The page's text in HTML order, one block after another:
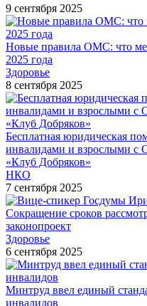
9 сентября 2025
Новые правила ОМС: что
2025 года
Здоровье
8 сентября 2025
Бесплатная юридическая
инвалидами и взрослыми с
«Клуб Добряков»
НКО
7 сентября 2025
Сокращение сроков
законопроект
Здоровье
6 сентября 2025
Минтруд ввел единый
инвалидов